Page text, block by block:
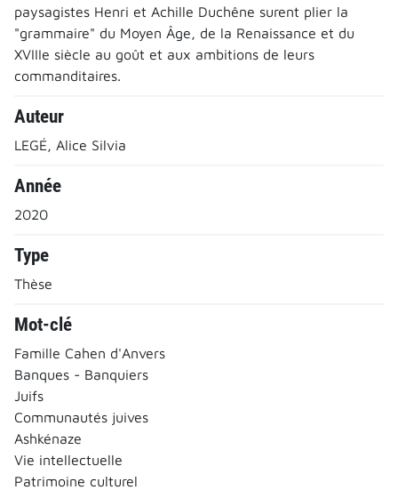
paysagistes Henri et Achille Duchêne surent plier la
"grammaire" du Moyen Âge, de la Renaissance et du
XVIIIe siècle au goût et aux ambitions de leurs
commanditaires.
Auteur
LEGÉ, Alice Silvia
Année
2020
Type
Thèse
Mot-clé
Famille Cahen d'Anvers
Banques - Banquiers
Juifs
Communautés juives
Ashkénaze
Vie intellectuelle
Patrimoine culturel